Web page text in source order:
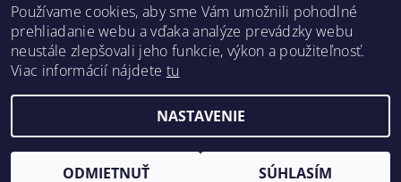
Samoinštalačné klimatizácie, všetky práva vyhradené
cookies
Používame cookies, aby sme Vám umožnili pohodlné
prehliadanie webu a vďaka analýze prevádzky webu
neustále zlepšovali jeho funkcie, výkon a použiteľnosť.
Viac informácií nájdete tu
NASTAVENIE
ODMIETNUŤ SÚHLASÍM